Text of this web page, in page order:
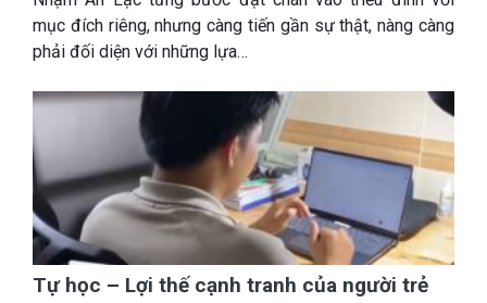
mục đích riêng, nhưng càng tiến gần sự thật, nàng càng
phải đối diện với những lựa…
Tự học – Lợi thế cạnh tranh của người trẻ